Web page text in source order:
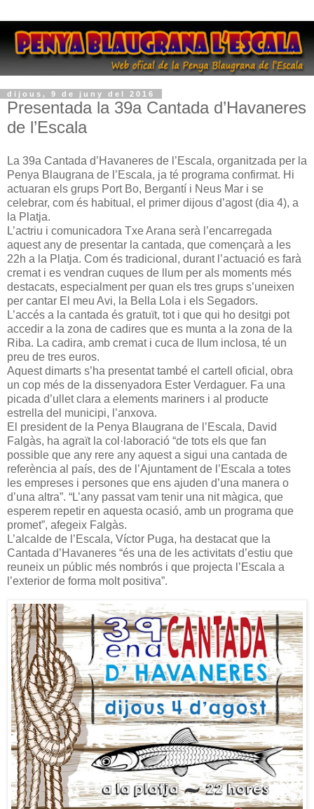
dijous, 9 de juny del 2016
Presentada la 39a Cantada d’Havaneres
de l’Escala
La 39a Cantada d’Havaneres de l’Escala, organitzada per la
Penya Blaugrana de l’Escala, ja té programa confirmat. Hi
actuaran els grups Port Bo, Bergantí i Neus Mar i se
celebrar, com és habitual, el primer dijous d’agost (dia 4), a
la Platja.
L’actriu i comunicadora Txe Arana serà l’encarregada
aquest any de presentar la cantada, que començarà a les
22h a la Platja. Com és tradicional, durant l’actuació es farà
cremat i es vendran cuques de llum per als moments més
destacats, especialment per quan els tres grups s’uneixen
per cantar El meu Avi, la Bella Lola i els Segadors.
L’accés a la cantada és gratuït, tot i que qui ho desitgi pot
accedir a la zona de cadires que es munta a la zona de la
Riba. La cadira, amb cremat i cuca de llum inclosa, té un
preu de tres euros.
Aquest dimarts s’ha presentat també el cartell oficial, obra
un cop més de la dissenyadora Ester Verdaguer. Fa una
picada d’ullet clara a elements mariners i al producte
estrella del municipi, l’anxova.
El president de la Penya Blaugrana de l’Escala, David
Falgàs, ha agraït la col·laboració “de tots els que fan
possible que any rere any aquest a sigui una cantada de
referència al país, des de l’Ajuntament de l’Escala a totes
les empreses i persones que ens ajuden d’una manera o
d’una altra”. “L’any passat vam tenir una nit màgica, que
esperem repetir en aquesta ocasió, amb un programa que
promet”, afegeix Falgàs.
L’alcalde de l’Escala, Víctor Puga, ha destacat que la
Cantada d’Havaneres “és una de les activitats d’estiu que
reuneix un públic més nombrós i que projecta l’Escala a
l’exterior de forma molt positiva”.